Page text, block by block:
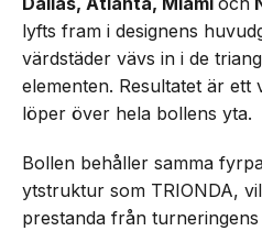
lyfts fram i designens
värdstäder vävs in i de
elementen. Resultatet är ett
löper över hela bollens yta.
Bollen behåller samma
ytstruktur som TRIONDA,
prestanda från